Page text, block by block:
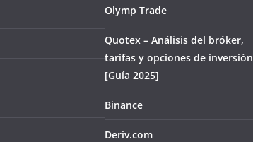
Olymp Trade
Quotex – Análisis del bróker,
tarifas y opciones de inversión
[Guía 2025]
Binance
Deriv.com